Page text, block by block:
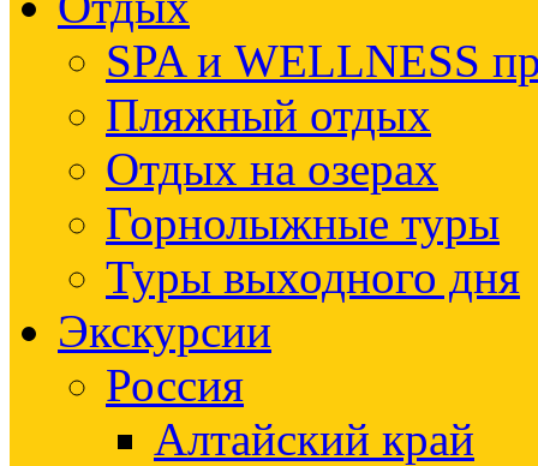
SPA и WELLNESS
Пляжный отдых
Отдых на озерах
Горнолыжные туры
Туры выходного дня
Экскурсии
Россия
Алтайский край